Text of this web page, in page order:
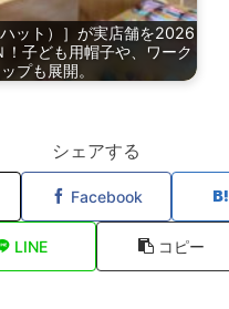
ット）］が実店舗を2026
子ども用帽子や、ワーク
プも展開。
シェアする
Facebook
LINE コピー